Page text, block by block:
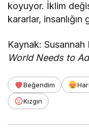
koyuyor. İklim
kararlar,
Kaynak: Susannah
World Needs to
Beğendim
Kızgın